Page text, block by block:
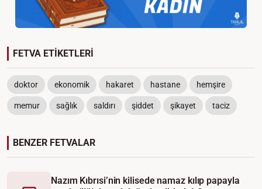
FETVA ETİKETLERİ
doktor ekonomik hakaret hastane hemşire
memur sağlık saldırı şiddet şikayet taciz
BENZER FETVALAR
Nazım Kıbrısi’nin kilisede namaz kılıp papayla